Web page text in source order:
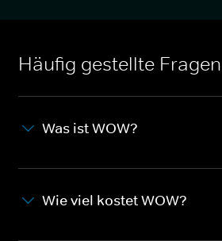
Häufig gestellte Fragen
Was ist WOW?
Wie viel kostet WOW?